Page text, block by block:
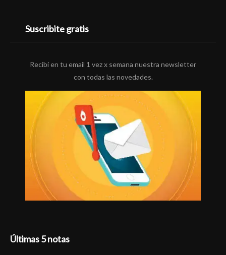
Suscribite gratis
Recibí en tu email 1 vez x semana nuestra newsletter
con todas las novedades.
Últimas 5 notas